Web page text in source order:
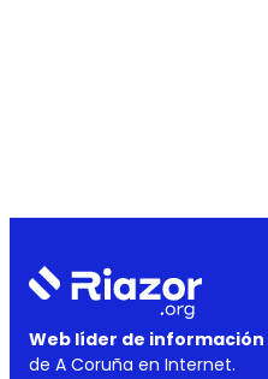
Web líder de información
de A Coruña en Internet.